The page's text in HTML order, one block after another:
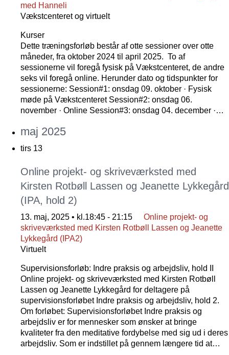
med Hanneli
Vækstcenteret og virtuelt
Kurser
Dette træningsforløb består af otte sessioner over otte
måneder, fra oktober 2024 til april 2025. To af
sessionerne vil foregå fysisk på Vækstcenteret, de andre
seks vil foregå online. Herunder dato og tidspunkter for
sessionerne: Session#1: onsdag 09. oktober · Fysisk
møde på Vækstcenteret Session#2: onsdag 06.
november · Online Session#3: onsdag 04. december ·…
maj 2025
tirs 13
Online projekt- og skriveværksted med
Kirsten Rotbøll Lassen og Jeanette Lykkegård
(IPA, hold 2)
13. maj, 2025 • kl.18:45 - 21:15
Online projekt- og
skriveværksted med Kirsten Rotbøll Lassen og Jeanette
Lykkegård (IPA2)
Virtuelt
Supervisionsforløb: Indre praksis og arbejdsliv, hold II
Online projekt- og skriveværksted med Kirsten Rotbøll
Lassen og Jeanette Lykkegård for deltagere på
supervisionsforløbet Indre praksis og arbejdsliv, hold 2.
Om forløbet: Supervisionsforløbet Indre praksis og
arbejdsliv er for mennesker som ønsker at bringe
kvaliteter fra den meditative fordybelse med sig ud i deres
arbejdsliv. Som er indstillet på gennem længere tid at…